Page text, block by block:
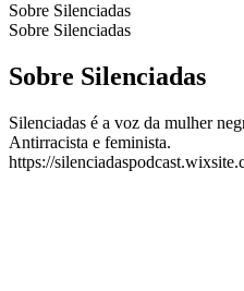
Sobre Silenciadas
Sobre Silenciadas
Sobre Silenciadas
Silenciadas é a voz da mulher
Antirracista e feminista.
https://